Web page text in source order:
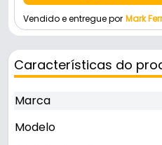
Vendido e entregue por Mark
Características do
Marca
Modelo